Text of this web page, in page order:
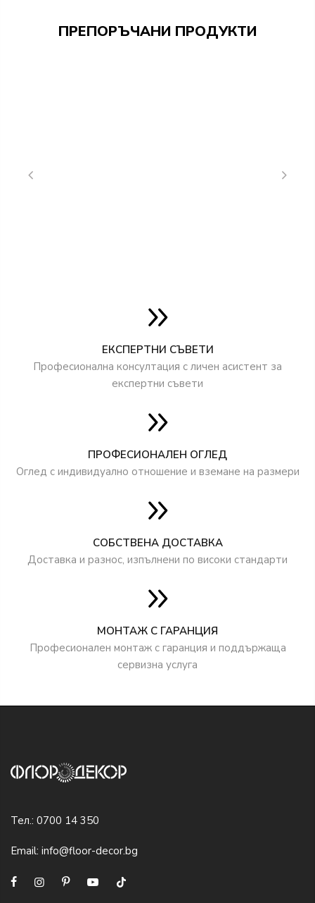
ПРЕПОРЪЧАНИ ПРОДУКТИ
ЕКСПЕРТНИ СЪВЕТИ
Професионална консултация с личен асистент за
експертни съвети
ПРОФЕСИОНАЛЕН ОГЛЕД
Оглед с индивидуално отношение и вземане на размери
СОБСТВЕНА ДОСТАВКА
Доставка и разнос, изпълнени по високи стандарти
МОНТАЖ С ГАРАНЦИЯ
Професионален монтаж с гаранция и поддържаща
сервизна услуга
Тел.: 0700 14 350
Email: info@floor-decor.bg